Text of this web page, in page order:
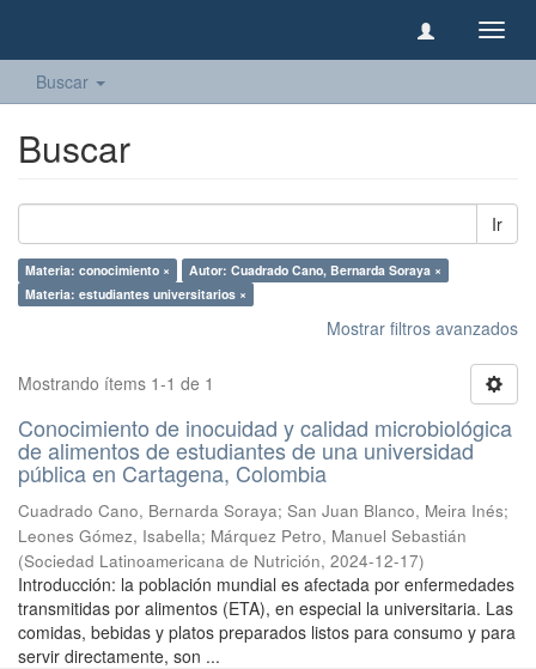
Buscar
Buscar
Ir
Materia: conocimiento ×
Autor: Cuadrado Cano, Bernarda Soraya ×
Materia: estudiantes universitarios ×
Mostrar filtros avanzados
Mostrando ítems 1-1 de 1
Conocimiento de inocuidad y calidad microbiológica
de alimentos de estudiantes de una universidad
pública en Cartagena, Colombia
Cuadrado Cano, Bernarda Soraya; San Juan Blanco, Meira Inés;
Leones Gómez, Isabella; Márquez Petro, Manuel Sebastián
(Sociedad Latinoamericana de Nutrición, 2024-12-17)
Introducción: la población mundial es afectada por enfermedades
transmitidas por alimentos (ETA), en especial la universitaria. Las
comidas, bebidas y platos preparados listos para consumo y para
servir directamente, son ...